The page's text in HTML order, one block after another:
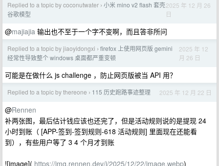
Replied to a topic by coconutwater › 小米 mino v2 flash 套壳
谷歌模型
2025 年 12 月 26
日
@majiajia 输出也不至于一个字不变啊，而且答非所问
Replied to a topic by jiaoyidongxi › firefox 上使用网页版 gemini
经常性导致整个 windows 桌面都严重变顿
2025 年 12
月 26 日
可能是在做什么 js challenge ，防止网页版被当 API 用？
Replied to a topic by thereone › 115 历史跑路事迹整理 2025 年 12 月 22 日
@Rennen
补两张图，最后估计钱应该也还完了，但是活动规则说的是提现 24
小时到账（ [APP-签到-签到规则-618 活动规则] 里面现在还能看
到），有些用户等了 3 4 个月才到账
![image]( https://img.rennen.dev/i/2025/12/22/image.webp)